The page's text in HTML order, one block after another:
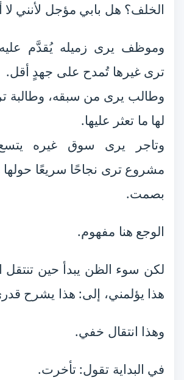
الخلف؟ هل بابي مؤجل لأنني
وموظف يرى زميله يُقدَّم
ترى غيرها تُمدح على جهدٍ أقل.
وطالب يرى من سبقه، وطالبة
لها ما تعثر عليها.
وتاجر يرى سوق غيره
مشروع ترى نجاحًا سريعًا
بصمت.
الوجع هنا مفهوم.
لكن سوء الظن يبدأ حين
هذا يؤلمني، إلى: هذا يشرح
وهذا انتقال خفي.
في البداية تقول: تأخرت.